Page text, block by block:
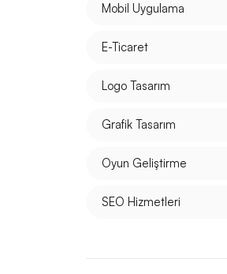
Mobil Uygulama
E-Ticaret
Logo Tasarım
Grafik Tasarım
Oyun Geliştirme
SEO Hizmetleri